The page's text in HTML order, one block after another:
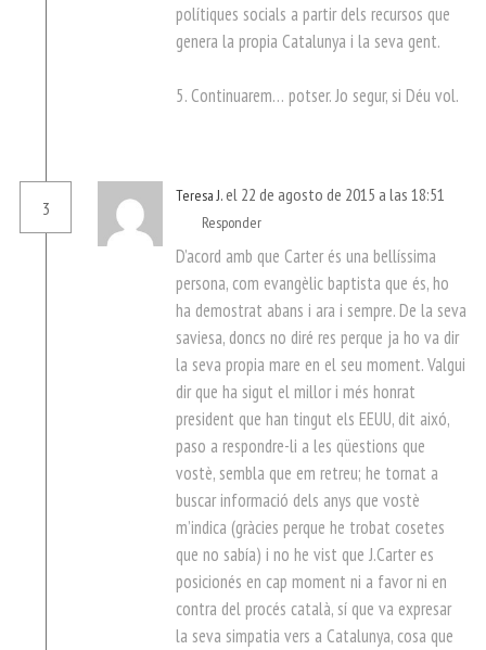
polítiques socials a partir dels recursos que
genera la propia Catalunya i la seva gent.
5. Continuarem… potser. Jo segur, si Déu vol.
3
Teresa J. el 22 de agosto de 2015 a las 18:51
Responder
D’acord amb que Carter és una bellíssima
persona, com evangèlic baptista que és, ho
ha demostrat abans i ara i sempre. De la seva
saviesa, doncs no diré res perque ja ho va dir
la seva propia mare en el seu moment. Valgui
dir que ha sigut el millor i més honrat
president que han tingut els EEUU, dit aixó,
paso a respondre-li a les qüestions que
vostè, sembla que em retreu; he tornat a
buscar informació dels anys que vostè
m’indica (gràcies perque he trobat cosetes
que no sabía) i no he vist que J.Carter es
posicionés en cap moment ni a favor ni en
contra del procés català, sí que va expresar
la seva simpatia vers a Catalunya, cosa que